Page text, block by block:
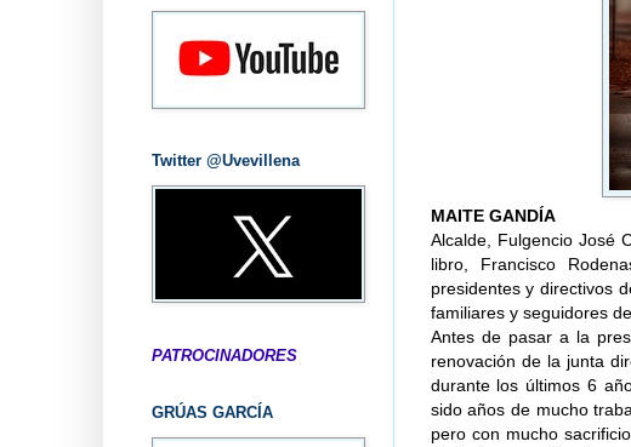
MAITE GANDÍA
Alcalde, Fulgencio José
libro, Francisco
presidentes y directivos
familiares y seguidores
Antes de pasar a la
renovación de la junta
durante los últimos 6
sido años de mucho
pero con mucho
Twitter @Uvevillena
PATROCINADORES
GRÚAS GARCÍA